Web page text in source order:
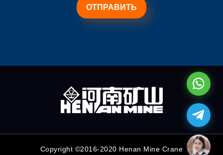
Copyright ©2016-2020 Henan Mine Crane